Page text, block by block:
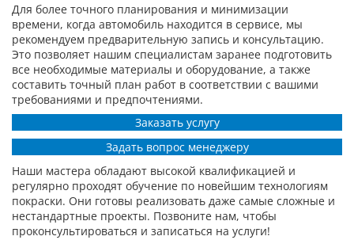
Для более точного планирования и минимизации
времени, когда автомобиль находится в сервисе, мы
рекомендуем предварительную запись и консультацию.
Это позволяет нашим специалистам заранее подготовить
все необходимые материалы и оборудование, а также
составить точный план работ в соответствии с вашими
требованиями и предпочтениями.
Заказать услугу
Задать вопрос менеджеру
Наши мастера обладают высокой квалификацией и
регулярно проходят обучение по новейшим технологиям
покраски. Они готовы реализовать даже самые сложные и
нестандартные проекты. Позвоните нам, чтобы
проконсультироваться и записаться на услуги!